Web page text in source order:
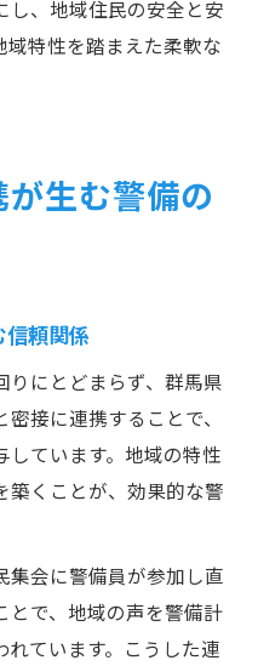
し、地域住民の安全と安
特性を踏まえた柔軟な
生む警備の
信頼関係
りにとどまらず、群馬県
接に連携することで、
しています。地域の特性
築くことが、効果的な警
集会に警備員が参加し直
とで、地域の声を警備計
ています。こうした連